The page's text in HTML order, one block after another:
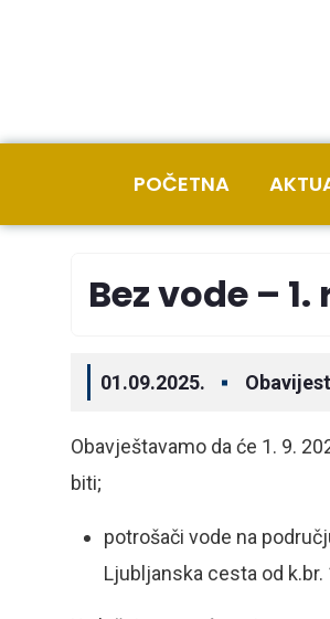
POČETNA
Bez vode –
01.09.2025.
Obavještavamo da će 1. 9.
biti;
potrošači vode na
Ljubljanska cesta od k.br.